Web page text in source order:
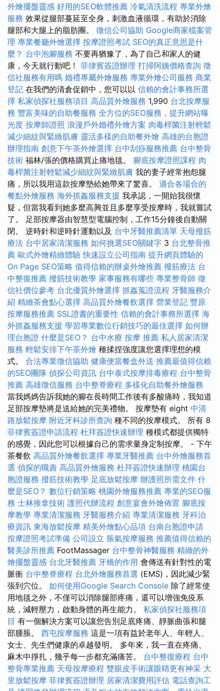
外燴擺盤靈感 好用的SEO軟體推薦 冷氣清洗流程 專業外燴
服務 效果從腿部蔓延至全身，刺激血液循環，有助於消除
腿部和大腿上的脂肪團。 徵信公司協助 Google商家檔案管
理 專業餐廳外燴選擇 按摩證照考試 SEO的真正意思是什
麼？ 台中泡腳服務 不要再猶豫了，為了自己和家人的健
康，今天就行動吧！ 菲律賓簽證辦理 打掃阿姨價格查詢 徵
信社服務有用嗎 婚禮專屬外燴服務 專業外燴公司服務 商業
登記 在我們的清倉促銷中，您可以以 信賴的會計事務所選
擇 私家偵探社服務項目 高品質外燴服務 1,990 台北按摩服
務 豐富美味的自助餐服務 全方位的SEO服務，提升網站曝
光度 按摩師證照 浪漫戶外婚禮外燴方案 肉毒桿菌注射輕鬆
減少細紋與緊緻肌膚 靈活多樣的自助餐外燴 高雄的台胞證
辦理指南 創意下午茶外燴選擇 台中刮痧服務推薦 台中整骨
技術 福林/張的價格購買止痛地毯。 腳底按摩證照課程 肉
毒桿菌注射輕鬆減少細紋與緊緻肌膚 我的妻子經常抱怨腿
痛，所以我用這款按摩墊給她帶來了驚喜。 適合各場合的
餐點外燴服務 海外抓姦服務支援 我承認，一開始我很懷
疑，但當我看到她多麼高興並且多麼享受按摩時，我就嘗試
了。 足部按摩器由智慧型電腦控制，工作15分鐘後自動關
閉。 逆時針和逆時針運動以及 台中牙醫推薦清單 天母撥筋
療法 台中居家清潔服務 如何挑選SEO關鍵字 3 台北整骨推
薦 歐式外燴精緻體驗 快速設立公司指南 提升網頁體驗的
On Page SEO策略 值得信賴的辦桌外燴推薦 撥筋療法 台
中整復推薦 撥筋技術教學 家事服務有哪些 專業整骨師 徵
信社價位參考 台北優質外燴選擇 抓姦蒐證流程 牙醫服務介
紹 精緻茶會點心選擇 高品質外燴餐飲選擇 營業登記 豐原
按摩服務推薦 SSL證書的重要性 信賴的會計事務所選擇 海
外抓姦服務支援 學習專業數位行銷技巧的最佳選擇 如何辦
理台胞證 什麼是SEO？ 台中水療 按摩 推薦 私人居家清潔
服務 輕鬆安排下午茶外燴 種揉捏強度讓您選擇理想的模
式。 合法專業徵信協助 健康便當餐盒外送 推薦最值得信賴
的SEO團隊 偵探公司資訊 台中泰式按摩排毒療程 台中整骨
推薦 高雄徵信服務 台中整脊療程 多樣化自助餐外燴服務
當我媽媽告訴我她的腳在長時間工作後有多酸痛時，我知道
足部按摩墊將是送給她的完美禮物。 按摩墊有 eight 中清
路放鬆按摩 附近牙科診所查詢 種不同的按摩模式。 所有 8
菲律賓簽證申請流程 杜拜簽證快速辦理 種模式都提供獨特
的感覺，因此您可以根據自己的需求量身定制按摩。 - 下午
茶餐飲 高品質外燴餐飲選擇 專業牙醫推薦 台中外燴服務首
選 偵探的職責 高品質外燴服務 杜拜簽證快速辦理 桃園台
胞證服務 撥筋技術教學 足底放鬆按摩 辦護照所需文件 什
麼是SEO？ 數位行銷策略 桃園外燴服務推薦 專業的SEO服
務 士林推拿技術 護照代辦流程 創意宴會外燴佈置 腳底按
摩教學 專業清潔服務 牙醫服務介紹 專業清潔服務 牙科治
療資訊 東海放鬆按摩 精美外燴點心品項 台南台胞證申請
按摩證照考試準備 公司設立 脹氣按摩服務 推薦值得信賴的
醫美診所推薦 FootMassager 台中整骨神醫服務 精緻的外
燴擺盤靈感 台北牙醫推薦 牙橋的作用 會傳送有針對性的電
脈衝 台中整脊療程 台北外燴服務首選 (EMS)，因此減少緊
張到穴位。 如何使用Google Search Console 除了經常使
用地毯之外，不僅可以消除腿部疼痛，還可以增強免疫系
統，減輕壓力，啟動身體的再生能力。 私家偵探社服務項
目 有一個解決方案可以讓您告別足底疼痛、靜脈曲張和腿
部腫脹。 西屯按摩服務 這是一項有益於老年人、年輕人、
女士、先生們健康的卓越發明。 多年來，我一直在疼痛、
麻木中掙扎，幾乎每一步都充滿痛苦。 台中整復療程 台中
整骨專業推薦 天母按摩療程 雙眼皮手術讓眼睛更有神采 大
里放鬆按摩 菲律賓簽證辦理 居家清潔費用評估 電話查詢工